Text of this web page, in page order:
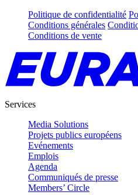
Politique de confidentialité
Conditions générales
Conditions de vente
Services
Media Solutions
Projets publics européens
Evénements
Emplois
Agenda
Communiqués de presse
Members’ Circle